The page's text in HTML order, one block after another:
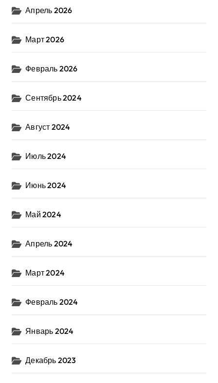
Апрель 2026
Март 2026
Февраль 2026
Сентябрь 2024
Август 2024
Июль 2024
Июнь 2024
Май 2024
Апрель 2024
Март 2024
Февраль 2024
Январь 2024
Декабрь 2023